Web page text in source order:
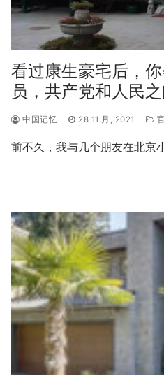
看过康生豪宅后，
员，共产党和人民
中国记忆 28 11 月, 2021
前不久，我与几个朋友在北京